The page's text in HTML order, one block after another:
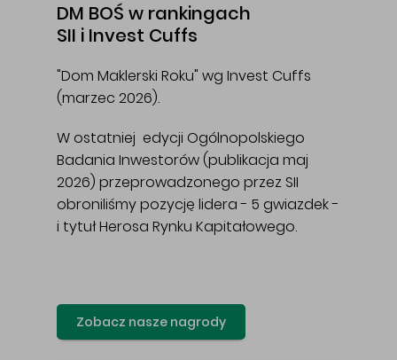
DM BOŚ w rankingach
SII i Invest Cuffs
"Dom Maklerski Roku" wg Invest Cuffs
(marzec 2026).
W ostatniej edycji Ogólnopolskiego
Badania Inwestorów (publikacja maj
2026) przeprowadzonego przez SII
obroniliśmy pozycję lidera - 5 gwiazdek -
i tytuł Herosa Rynku Kapitałowego.
Zobacz nasze nagrody